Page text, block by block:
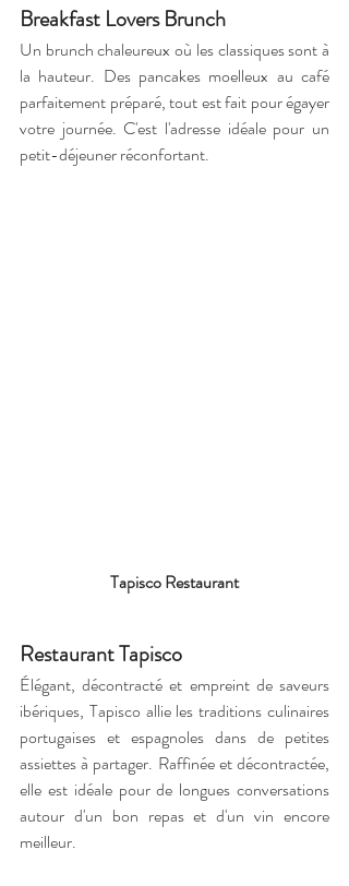
Breakfast Lovers Brunch
Un brunch chaleureux où les classiques sont à
la hauteur. Des pancakes moelleux au café
parfaitement préparé, tout est fait pour égayer
votre journée. C'est l'adresse idéale pour un
petit-déjeuner réconfortant.
Tapisco Restaurant
Restaurant Tapisco
Élégant, décontracté et empreint de saveurs
ibériques, Tapisco allie les traditions culinaires
portugaises et espagnoles dans de petites
assiettes à partager. Raffinée et décontractée,
elle est idéale pour de longues conversations
autour d'un bon repas et d'un vin encore
meilleur.